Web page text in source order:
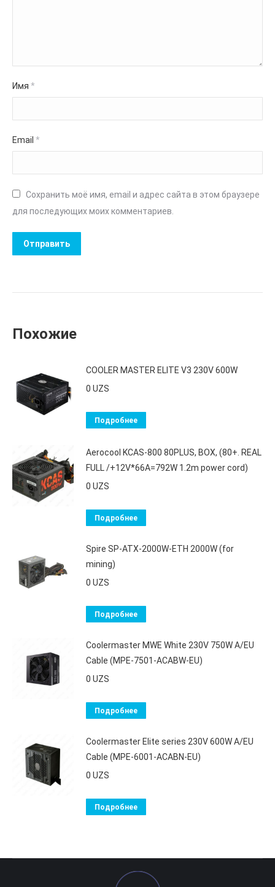
Имя *
Email *
Сохранить моё имя, email и адрес сайта в этом браузере
для последующих моих комментариев.
Похожие
COOLER MASTER ELITE V3 230V 600W
0 UZS
Подробнее
Aerocool KCAS-800 80PLUS, BOX, (80+. REAL
FULL /+12V*66A=792W 1.2m power cord)
0 UZS
Подробнее
Spire SP-ATX-2000W-ETH 2000W (for
mining)
0 UZS
Подробнее
Coolermaster MWE White 230V 750W A/EU
Cable (MPE-7501-ACABW-EU)
0 UZS
Подробнее
Coolermaster Elite series 230V 600W A/EU
Cable (MPE-6001-ACABN-EU)
0 UZS
Подробнее